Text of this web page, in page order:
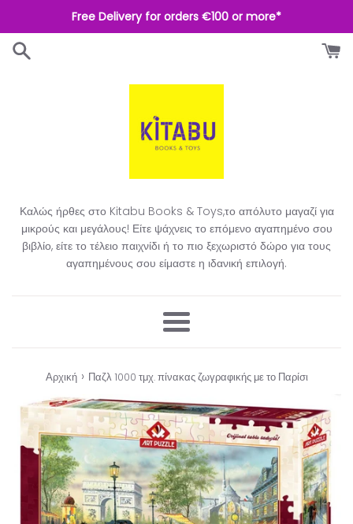
στο
περιεχόμενο
Free Delivery for orders €100 or more*
Καλώς ήρθες στο Kitabu Books & Toys,το απόλυτο μαγαζί για
μικρούς και μεγάλους! Είτε ψάχνεις το επόμενο αγαπημένο σου
βιβλίο, είτε το τέλειο παιχνίδι ή το πιο ξεχωριστό δώρο για τους
αγαπημένους σου είμαστε η ιδανική επιλογή.​
Μενού
Αρχική › Παζλ 1000 τμχ. πίνακας ζωγραφικής με το Παρίσι